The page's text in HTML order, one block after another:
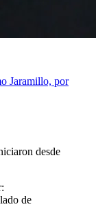
Jaramillo, por
desde
de